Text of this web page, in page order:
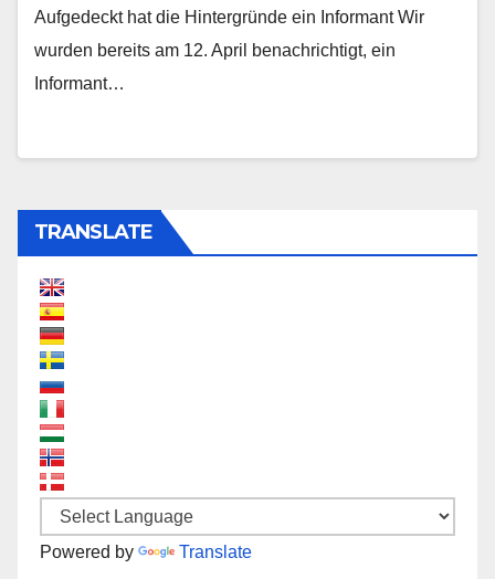
Aufgedeckt hat die Hintergründe ein Informant Wir
wurden bereits am 12. April benachrichtigt, ein
Informant…
TRANSLATE
Powered by Translate